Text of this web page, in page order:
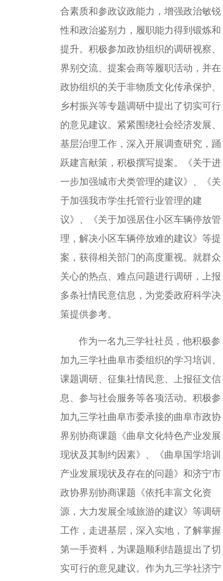
合素质和参政议政能力，增强政治敏锐
性和政治鉴别力，履职能力得到锻炼和
提升。积极参加政协组织的调研视察、
界别交流、提案会商等履职活动，并在
政协组织的关于非物质文化传承保护、
乡村振兴等专题调研中提出了切实可行
的意见建议。紧紧围绕社会经济发展、
基层治理工作，深入开展调查研究，踊
跃建言献策，积极撰写提案。《关于进
一步加强城市犬类管理的建议》、《关
于加强我市学生托管行业管理的建
议》、《关于加强居住小区车辆停放管
理，解决小区车辆停放难的建议》等提
案，获得相关部门的高度重视。就群众
关心的热点、难点问题进行调研，上报
多条社情民意信息，为党委政府科学决
策提供参考。
作为一名九三学社社员，他积极参
加九三学社曲阜市委组织的学习培训、
课题调研、征集社情民意、上报征文信
息、参与社会服务等各项活动。积极参
加九三学社曲阜市委承接的曲阜市政协
界别协商课题《曲阜文化特色产业发展
现状及其制约因素》、《曲阜国学培训
产业发展现状及存在的问题》和济宁市
政协界别协商课题《依托丰富文化资
源，大力发展全域旅游的建议》等调研
工作，走进基层，深入实地，了解掌握
第一手资料，为课题顺利结题提出了切
实可行的意见建议。作为九三学社济宁